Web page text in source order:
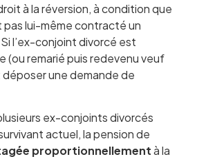
à la réversion, à condition que
pas lui-même contracté un
l’ex-conjoint divorcé est
(ou remarié puis redevenu veuf
une demande de
ex-conjoints divorcés
actuel, la pension de
proportionnellementà la